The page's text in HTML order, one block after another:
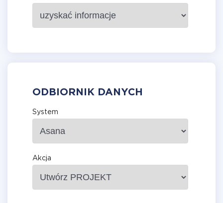
ODBIORNIK DANYCH
System
Akcja